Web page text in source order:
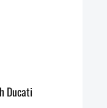
Ducati